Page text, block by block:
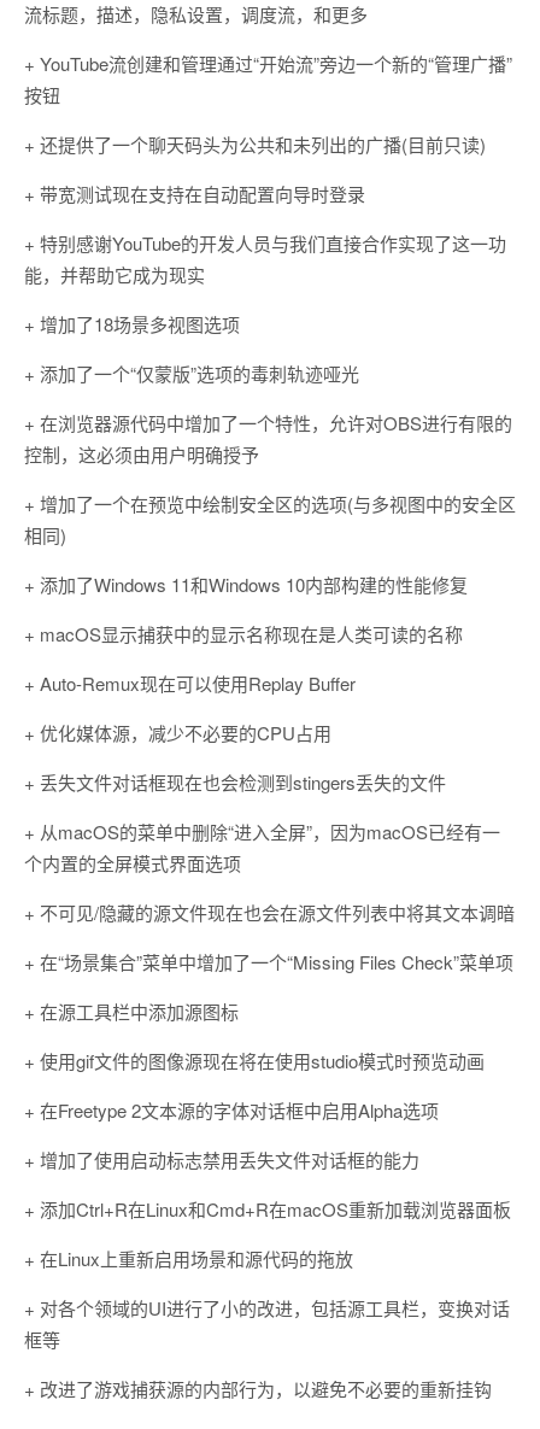
流标题，描述，隐私设置，调度流，和更多
+ YouTube流创建和管理通过“开始流”旁边一个新的“管理广播”
按钮
+ 还提供了一个聊天码头为公共和未列出的广播(目前只读)
+ 带宽测试现在支持在自动配置向导时登录
+ 特别感谢YouTube的开发人员与我们直接合作实现了这一功
能，并帮助它成为现实
+ 增加了18场景多视图选项
+ 添加了一个“仅蒙版”选项的毒刺轨迹哑光
+ 在浏览器源代码中增加了一个特性，允许对OBS进行有限的
控制，这必须由用户明确授予
+ 增加了一个在预览中绘制安全区的选项(与多视图中的安全区
相同)
+ 添加了Windows 11和Windows 10内部构建的性能修复
+ macOS显示捕获中的显示名称现在是人类可读的名称
+ Auto-Remux现在可以使用Replay Buffer
+ 优化媒体源，减少不必要的CPU占用
+ 丢失文件对话框现在也会检测到stingers丢失的文件
+ 从macOS的菜单中删除“进入全屏”，因为macOS已经有一
个内置的全屏模式界面选项
+ 不可见/隐藏的源文件现在也会在源文件列表中将其文本调暗
+ 在“场景集合”菜单中增加了一个“Missing Files Check”菜单项
+ 在源工具栏中添加源图标
+ 使用gif文件的图像源现在将在使用studio模式时预览动画
+ 在Freetype 2文本源的字体对话框中启用Alpha选项
+ 增加了使用启动标志禁用丢失文件对话框的能力
+ 添加Ctrl+R在Linux和Cmd+R在macOS重新加载浏览器面板
+ 在Linux上重新启用场景和源代码的拖放
+ 对各个领域的UI进行了小的改进，包括源工具栏，变换对话
框等
+ 改进了游戏捕获源的内部行为，以避免不必要的重新挂钩